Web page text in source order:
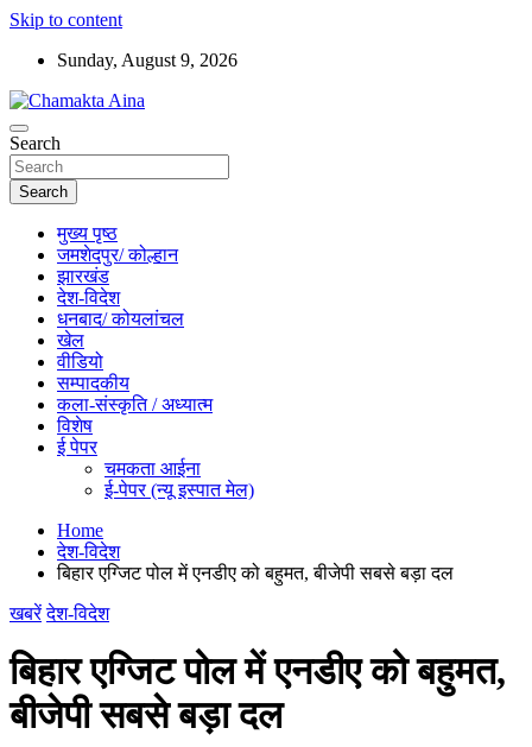
Skip to content
Sunday, August 9, 2026
Chamakta Aina
Hindi News Paper – Jharkhand
Search
Search
मुख्य पृष्ठ
जमशेदपुर/ कोल्हान
झारखंड
देश-विदेश
धनबाद/ कोयलांचल
खेल
वीडियो
सम्पादकीय
कला-संस्कृति / अध्यात्म
विशेष
ई पेपर
चमकता आईना
ई-पेपर (न्यू इस्पात मेल)
Home
देश-विदेश
बिहार एग्जिट पोल में एनडीए को बहुमत, बीजेपी सबसे बड़ा दल
खबरें देश-विदेश
बिहार एग्जिट पोल में एनडीए को बहुमत,
बीजेपी सबसे बड़ा दल